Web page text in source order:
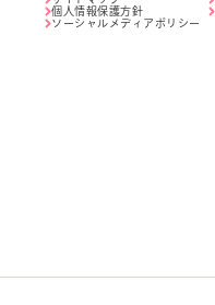
個人情報保護方針
ソーシャルメディアポリシー